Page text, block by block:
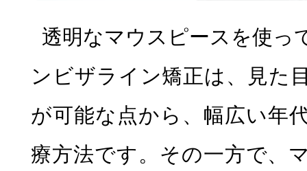
透明なマウスピースを使っ
ンビザライン矯正は、見た
が可能な点から、幅広い年
療方法です。その一方で、